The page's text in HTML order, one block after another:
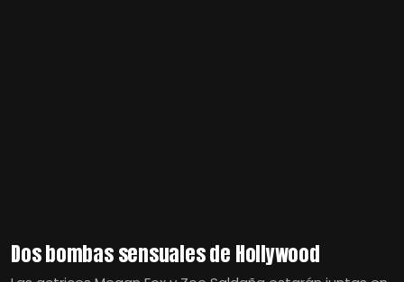
Dos bombas sensuales de Hollywood